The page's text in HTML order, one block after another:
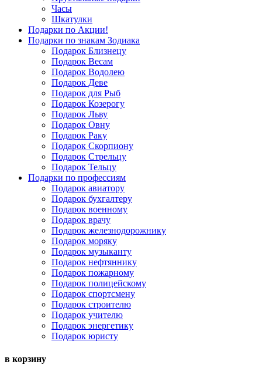
Часы
Шкатулки
Подарки по Акции!
Подарки по знакам Зодиака
Подарок Близнецу
Подарок Весам
Подарок Водолею
Подарок Деве
Подарок для Рыб
Подарок Козерогу
Подарок Льву
Подарок Овну
Подарок Раку
Подарок Скорпиону
Подарок Стрельцу
Подарок Тельцу
Подарки по профессиям
Подарок авиатору
Подарок бухгалтеру
Подарок военному
Подарок врачу
Подарок железнодорожнику
Подарок моряку
Подарок музыканту
Подарок нефтяннику
Подарок пожарному
Подарок полицейскому
Подарок спортсмену
Подарок строителю
Подарок учителю
Подарок энергетику
Подарок юристу
в корзину